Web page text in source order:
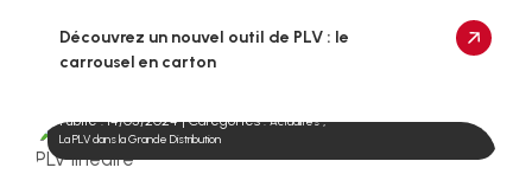
Découvrez un nouvel outil de PLV : le
carrousel en carton
Publié : 14/05/2024 | Catégories :Actualités,
La PLV dans la Grande Distribution